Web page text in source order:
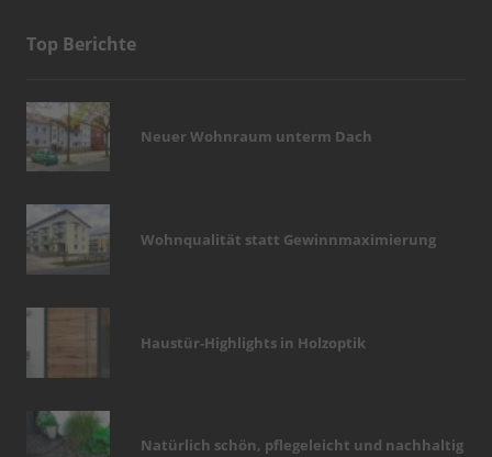
Top Berichte
Neuer Wohnraum unterm Dach
Wohnqualität statt Gewinnmaximierung
Haustür-Highlights in Holzoptik
Natürlich schön, pflegeleicht und nachhaltig